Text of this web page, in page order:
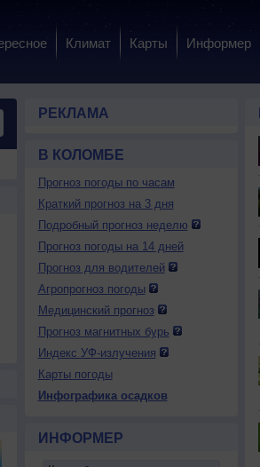
Климат Карты Информер
РЕКЛАМА
В КОЛОМБЕ
Прогноз погоды по часам
Краткий прогноз на 3 дня
Подробный прогноз неделю
Прогноз погоды на 14 дней
Прогноз для водителей
Агропрогноз погоды
Медицинский прогноз
Прогноз магнитных бурь
Индекс УФ-излучения
Карты погоды
Инфографика осадков
ИНФОРМЕР